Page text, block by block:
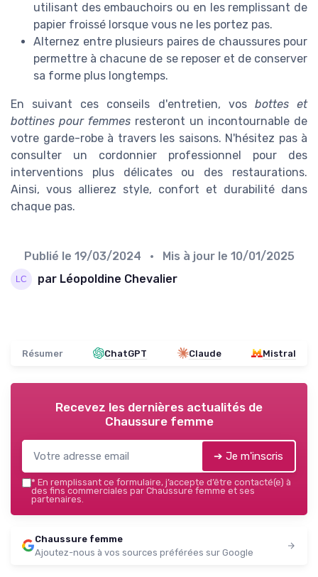
utilisant des embauchoirs ou en les remplissant de
papier froissé lorsque vous ne les portez pas.
Alternez entre plusieurs paires de chaussures pour
permettre à chacune de se reposer et de conserver
sa forme plus longtemps.
En suivant ces conseils d'entretien, vos bottes et
bottines pour femmes resteront un incontournable de
votre garde-robe à travers les saisons. N'hésitez pas à
consulter un cordonnier professionnel pour des
interventions plus délicates ou des restaurations.
Ainsi, vous allierez style, confort et durabilité dans
chaque pas.
Publié le 19/03/2024 • Mis à jour le 10/01/2025
par Léopoldine Chevalier
Résumer ChatGPT Claude Mistral
Recevez les dernières actualités de
Chaussure femme
➔ Je m'inscris
* En remplissant ce formulaire, j’accepte d’être contacté(e) à
des fins commerciales par Chaussure femme et ses
partenaires.
Chaussure femme
Ajoutez-nous à vos sources préférées sur Google